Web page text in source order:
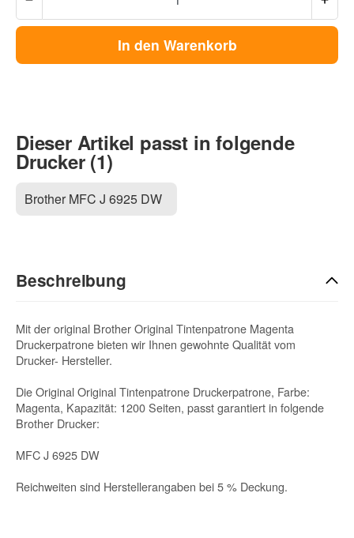
In den Warenkorb
Dieser Artikel passt in folgende
Drucker (1)
Brother MFC J 6925 DW
Beschreibung
Mit der original Brother Original Tintenpatrone Magenta
Druckerpatrone bieten wir Ihnen gewohnte Qualität vom
Drucker- Hersteller.
Die Original Original Tintenpatrone Druckerpatrone, Farbe:
Magenta, Kapazität: 1200 Seiten, passt garantiert in folgende
Brother Drucker:
MFC J 6925 DW
Reichweiten sind Herstellerangaben bei 5 % Deckung.